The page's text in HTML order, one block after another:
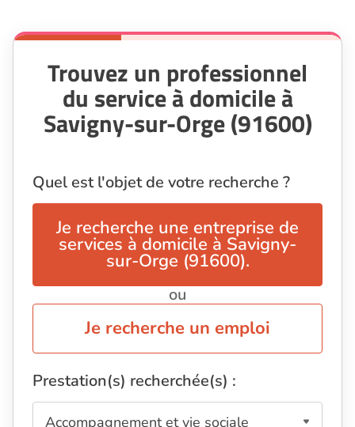
Trouvez un professionnel
du service à domicile à
Savigny-sur-Orge (91600)
Quel est l'objet de votre recherche ?
Je recherche une entreprise de
services à domicile à Savigny-
sur-Orge (91600).
ou
Je recherche un emploi
Prestation(s) recherchée(s) :